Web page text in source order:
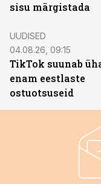
sisu märgistada
UUDISED
04.08.26, 09:15
TikTok suunab
enam eestlaste
ostuotsuseid